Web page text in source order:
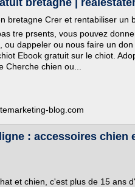
bretagne |
bretagne Crer et rentabiliser un
tre prsents, vous pouvez
ou dappeler ou nous faire un
Ebook gratuit sur le chiot.
Cherche chien ou...
blog.com
: accessoires chien
et chien, c'est plus de 15 ans